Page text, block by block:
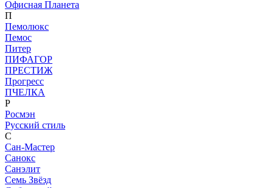
Офисная Планета
П
Пемолюкс
Пемос
Питер
ПИФАГОР
ПРЕСТИЖ
Прогресс
ПЧЕЛКА
Р
Росмэн
Русский стиль
С
Сан-Мастер
Санокс
Санэлит
Семь Звёзд